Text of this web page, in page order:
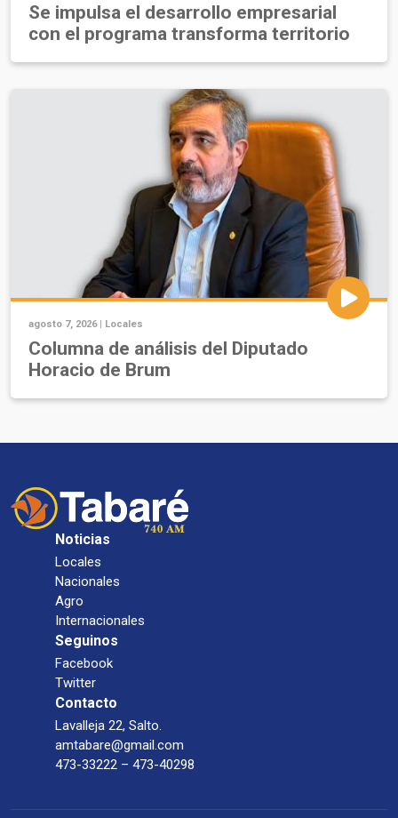
Se impulsa el desarrollo empresarial
con el programa transforma territorio
agosto 7, 2026 | Locales
Columna de análisis del Diputado
Horacio de Brum
Noticias
Locales
Nacionales
Agro
Internacionales
Seguinos
Facebook
Twitter
Contacto
Lavalleja 22, Salto.
amtabare@gmail.com
473-33222 – 473-40298